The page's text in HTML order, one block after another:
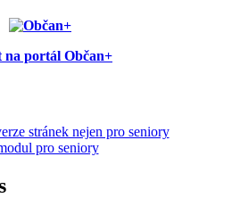
na portál Občan+
stránek nejen pro seniory